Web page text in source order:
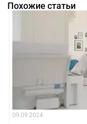
Похожие статьи
09.09.2024